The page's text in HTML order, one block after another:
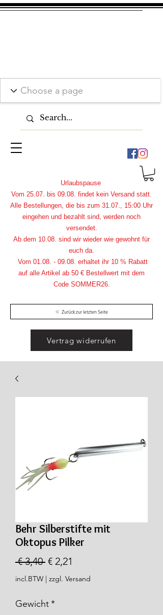
Zurück zur letzten Seite
Urlaubspause
Vom 25.07. bis 09.08. findet kein Versand statt.
Alle Bestellungen, die bis zum 31.07., 15:00 Uhr
eingehen und bezahlt sind, werden noch
versendet.
Ab dem 10.08. sind wir wieder wie gewohnt für
euch da.
Vom 01.08. - 09.08. erhaltet ihr 10 % Rabatt
auf alle Artikel ab 50 € Bestellwert mit dem
Code SOMMER26.
Vertrag widerrufen
Behr Silberstifte mit
Oktopus Pilker
€ 3,40 Normale
prijs
€ 2,21
incl.BTW | zzgl. Versand
Gewicht*